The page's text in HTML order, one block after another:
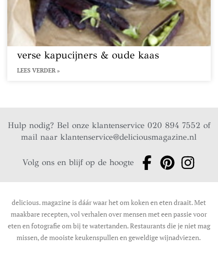
verse kapucijners & oude kaas
LEES VERDER »
Hulp nodig? Bel onze klantenservice 020 894 7552 of
mail naarklantenservice@deliciousmagazine.nl
Volg ons en blijf op de hoogte
delicious. magazine is dáár waar het om koken en eten draait. Met
maakbare recepten, vol verhalen over mensen met een passie voor
eten en fotografie om bij te watertanden. Restaurants die je niet mag
missen, de mooiste keukenspullen en geweldige wijnadviezen.